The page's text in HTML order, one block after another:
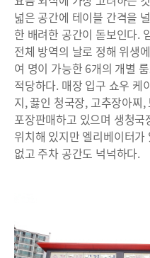
넓은 공간에 테이블 간격을
한 배려한 공간이 돋보인다.
전체 방역의 날로 정해 위생
여 명이 가능한 6개의 개별
적당하다. 매장 입구 쇼우 케
지, 끓인 청국장, 고추장아찌
포장판매하고 있으며 생청
위치해 있지만 엘리베이터
없고 주차 공간도 넉넉하다.